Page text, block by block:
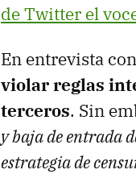
de Twitter el
En entrevista
violar reglas
terceros. Sin
y baja de entrada
estrategia de